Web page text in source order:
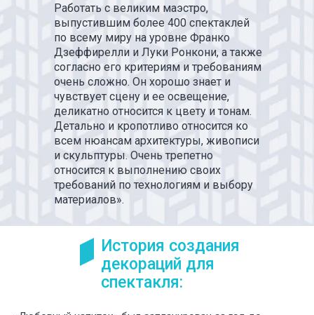
Работать с великим маэстро,
выпустившим более 400 спектаклей
по всему миру на уровне Франко
Дзеффирелли и Луки Ронкони, а также
согласно его критериям и требованиям
очень сложно. Он хорошо знает и
чувствует сцену и ее освещение,
деликатно относится к цвету и тонам.
Детально и кропотливо относится ко
всем нюансам архитектуры, живописи
и скульптуры. Очень трепетно
относится к выполнению своих
требований по технологиям и выбору
материалов».
История создания
декораций для
спектакля: